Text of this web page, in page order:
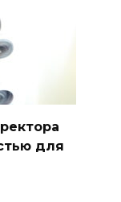
для